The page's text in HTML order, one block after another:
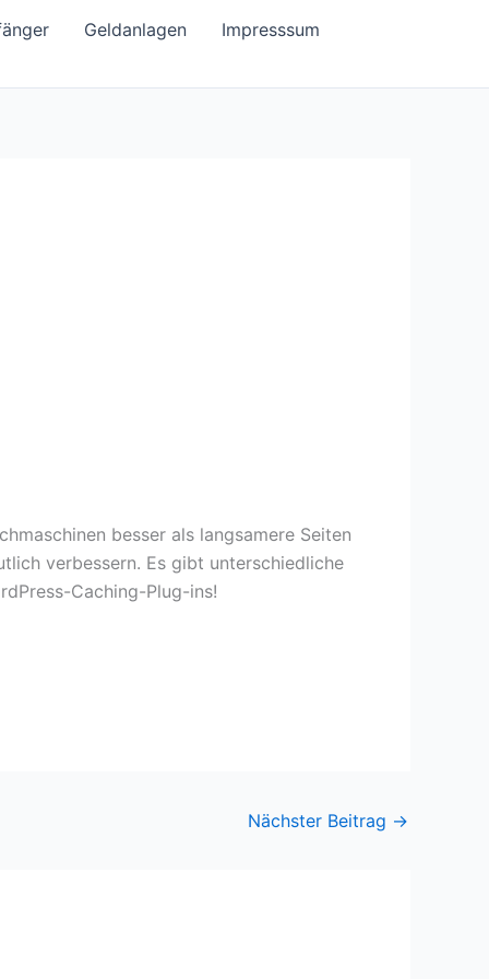
Geldanlagen Impresssum
besser als langsamere Seiten
verbessern. Es gibt unterschiedliche
Caching-Plug-ins!
Nächster Beitrag →